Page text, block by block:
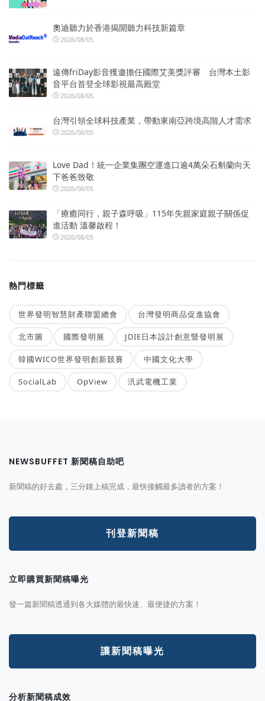
奧迪聽力於香港揭開聽力科技新篇章
2026/08/05
遠傳friDay影音獲邀擔任國際艾美獎評審 台灣本土影
音平台首登全球影視最高殿堂
2026/08/05
台灣引領全球科技產業，帶動東南亞跨境高階人才需求
2026/08/05
Love Dad！統一企業集團空運進口逾4萬朵石斛蘭向天
下爸爸致敬
2026/08/05
「療癒同行，親子森呼吸」115年失親家庭親子關係促
進活動 溫馨啟程！
2026/08/05
熱門標籤
世界發明智慧財產聯盟總會 台灣發明商品促進協會
北市圖 國際發明展 JDIE日本設計創意暨發明展
韓國WICO世界發明創新競賽 中國文化大學
SocialLab OpView 汎武電機工業
NEWSBUFFET 新聞稿自助吧
新聞稿的好去處，三分鐘上稿完成，最快接觸最多讀者的方案！
刊登新聞稿
立即購買新聞稿曝光
發一篇新聞稿透通到各大媒體的最快速、最便捷的方案！
讓新聞稿曝光
分析新聞稿成效